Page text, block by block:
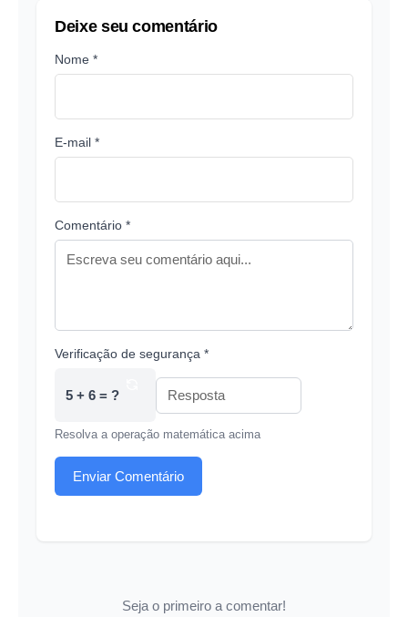
Deixe seu comentário
Nome *
E-mail *
Comentário *
Verificação de segurança *
5 + 6 = ?
Resolva a operação matemática acima
Enviar Comentário
Seja o primeiro a comentar!